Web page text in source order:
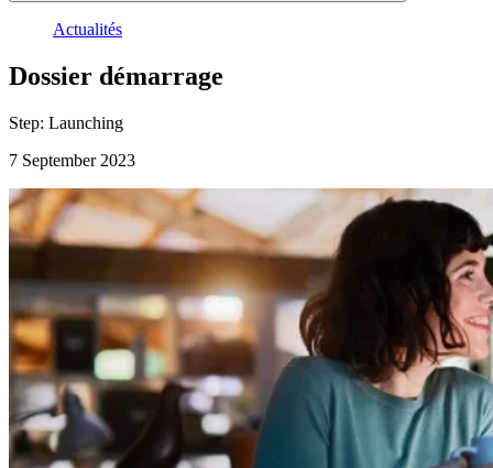
Actualités
Dossier démarrage
Step: Launching
7 September 2023